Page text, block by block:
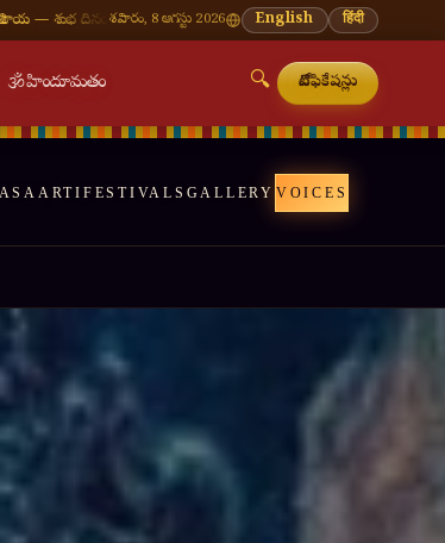
— ప్రతి సోమవారం శివాలయ దర్శనం🌸 వినాయక చవితి — భాద్రపద శుద్ధ
శనివారం, 8 ఆగస్టు 2026 English हिंदी
🕉హిందూమతం 🔍 నోటిఫికేషన్లు
AARTI FESTIVALS GALLERY VOICES